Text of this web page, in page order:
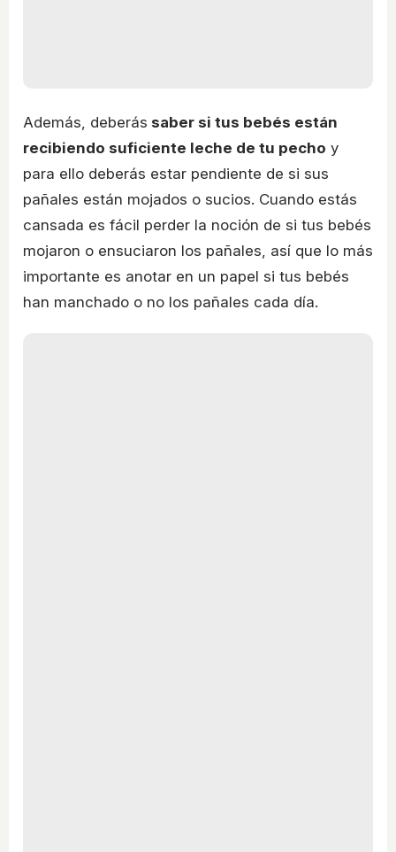
Además, deberás saber si tus bebés están
recibiendo suficiente leche de tu pecho y
para ello deberás estar pendiente de si sus
pañales están mojados o sucios. Cuando estás
cansada es fácil perder la noción de si tus bebés
mojaron o ensuciaron los pañales, así que lo más
importante es anotar en un papel si tus bebés
han manchado o no los pañales cada día.